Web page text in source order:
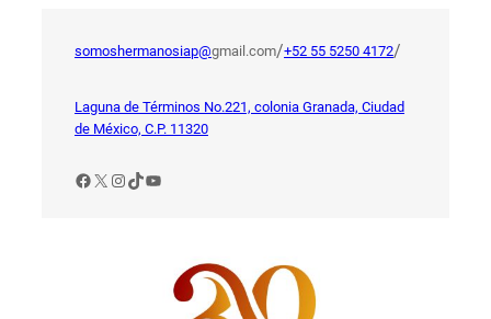
somoshermanosiap@gmail.com/+52 55 5250 4172/
Laguna de Términos No.221, colonia Granada, Ciudad
de México, C.P. 11320
Facebook
X Instagram
TikTok
YouTube